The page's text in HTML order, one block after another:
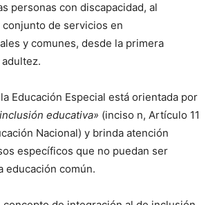
personas con discapacidad, al
de servicios en
y comunes, desde la primera
Educación Especial está orientada por
educativa» (inciso n, Artículo 11
Nacional) y brinda atención
específicos que no puedan ser
educación común.